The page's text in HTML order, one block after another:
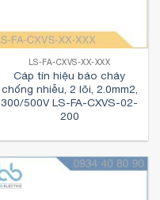
LS-FA-CXVS-XX-XXX
Cáp tín hiệu báo cháy
chống nhiễu, 2 lõi, 2.0mm2,
300/500V LS-FA-CXVS-02-
200